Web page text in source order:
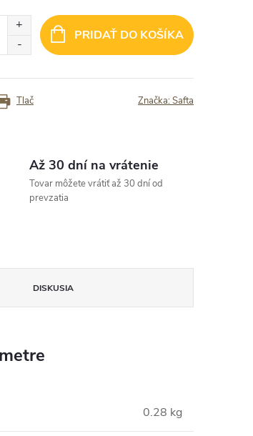
Overený zákazník
PRIDAŤ DO KOŠÍKA
Tlač Značka:Safta
Až 30 dní na vrátenie
Tovar môžete vrátiť až 30 dní od
prevzatia
DISKUSIA
0.28 kg